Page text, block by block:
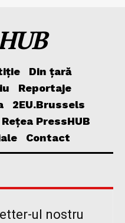
Din țară
Reportaje
2EU.Brussels
Rețea PressHUB
Contact
ul nostru